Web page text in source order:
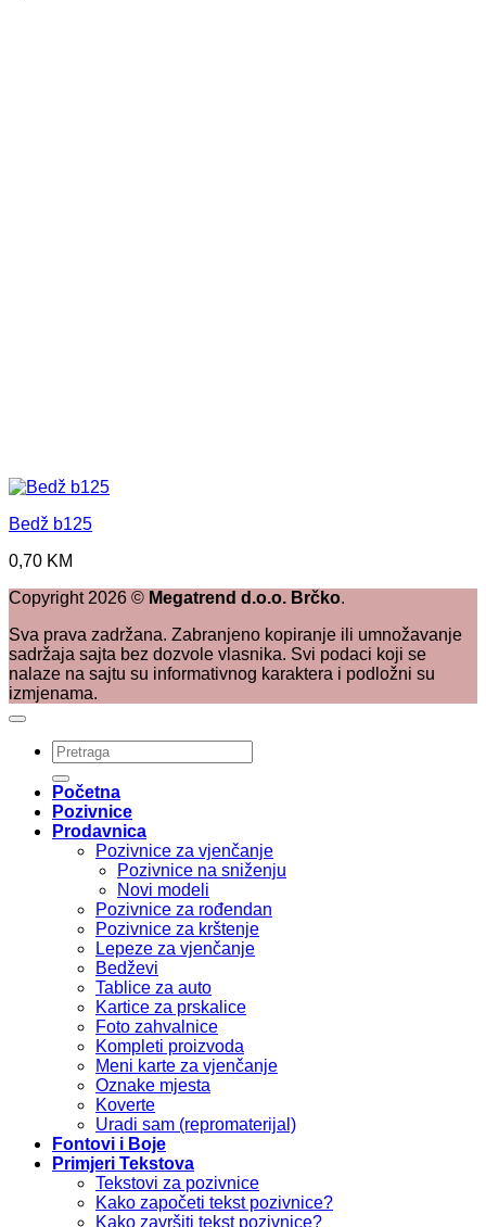
Bedž b125
0,70 KM
Copyright 2026 © Megatrend d.o.o. Brčko.
Sva prava zadržana. Zabranjeno kopiranje ili umnožavanje
sadržaja sajta bez dozvole vlasnika. Svi podaci koji se
nalaze na sajtu su informativnog karaktera i podložni su
izmjenama.
Pretraži:
Početna
Pozivnice
Prodavnica
Pozivnice za vjenčanje
Pozivnice na sniženju
Novi modeli
Pozivnice za rođendan
Pozivnice za krštenje
Lepeze za vjenčanje
Bedževi
Tablice za auto
Kartice za prskalice
Foto zahvalnice
Kompleti proizvoda
Meni karte za vjenčanje
Oznake mjesta
Koverte
Uradi sam (repromaterijal)
Fontovi i Boje
Primjeri Tekstova
Tekstovi za pozivnice
Kako započeti tekst pozivnice?
Kako završiti tekst pozivnice?